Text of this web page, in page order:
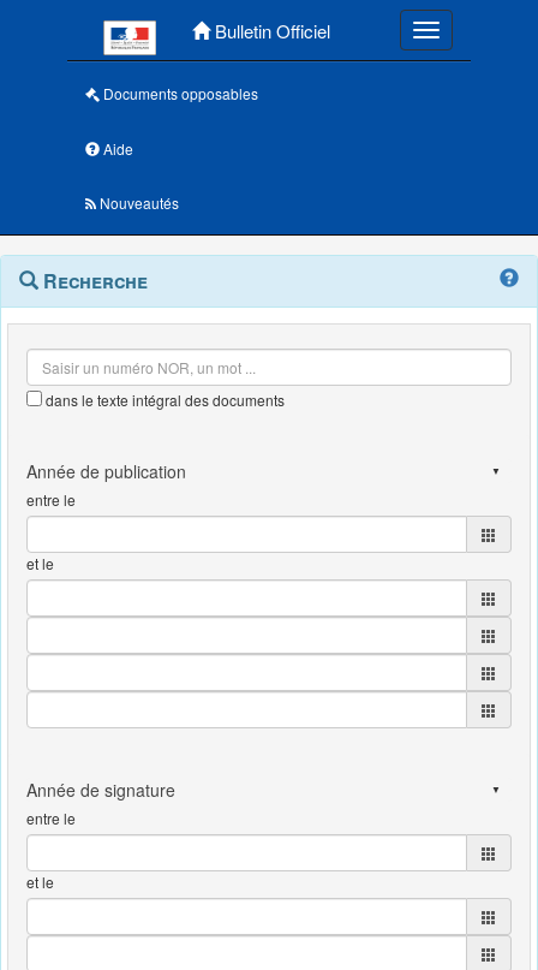
Bulletin Officiel Toggle
Documents opposables
Aide
Nouveautés
Navigation
outils
Menu
contextuel
Recherche
dans le texte intégral des documents
entre le
et le
entre le
et le